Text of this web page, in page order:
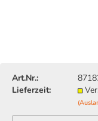
Art.Nr.:
Lieferzeit: